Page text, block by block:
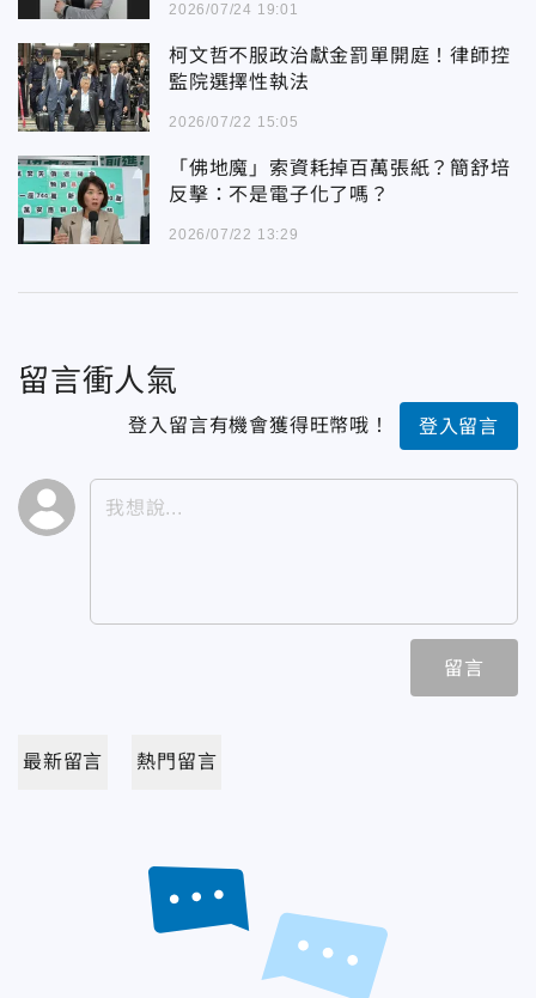
2026/07/24 19:01
柯文哲不服政治獻金罰單開庭！律師控
監院選擇性執法
2026/07/22 15:05
「佛地魔」索資耗掉百萬張紙？簡舒培
反擊：不是電子化了嗎？
2026/07/22 13:29
留言衝人氣
登入留言有機會獲得旺幣哦！ 登入留言
留言
最新留言 熱門留言